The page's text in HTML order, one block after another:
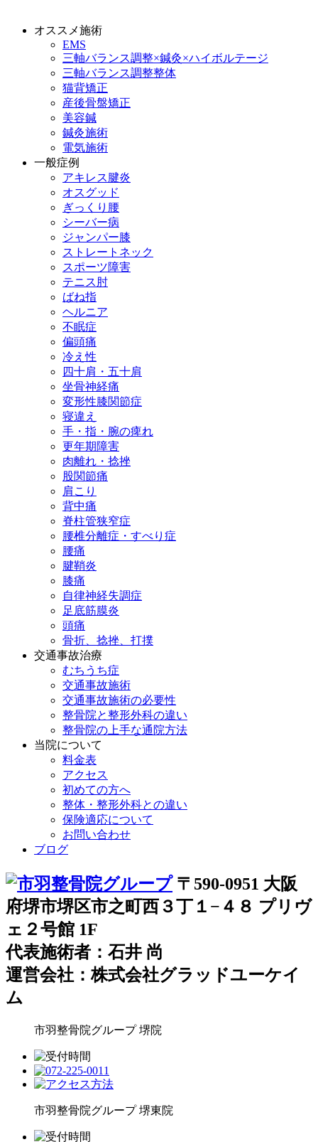
オススメ施術
EMS
三軸バランス調整×鍼灸×ハイボルテージ
三軸バランス調整整体
猫背矯正
産後骨盤矯正
美容鍼
鍼灸施術
電気施術
一般症例
アキレス腱炎
オスグッド
ぎっくり腰
シーバー病
ジャンパー膝
ストレートネック
スポーツ障害
テニス肘
ばね指
ヘルニア
不眠症
偏頭痛
冷え性
四十肩・五十肩
坐骨神経痛
変形性膝関節症
寝違え
手・指・腕の痺れ
更年期障害
肉離れ・捻挫
股関節痛
肩こり
背中痛
脊柱管狭窄症
腰椎分離症・すべり症
腰痛
腱鞘炎
膝痛
自律神経失調症
足底筋膜炎
頭痛
骨折、捻挫、打撲
交通事故治療
むちうち症
交通事故施術
交通事故施術の必要性
整骨院と整形外科の違い
整骨院の上手な通院方法
当院について
料金表
アクセス
初めての方へ
整体・整形外科との違い
保険適応について
お問い合わせ
ブログ
〒590-0951 大阪
府堺市堺区市之町西３丁１−４８ プリヴ
ェ２号館 1F
代表施術者：石井 尚
運営会社：株式会社グラッドユーケイ
ム
市羽整骨院グループ堺院
市羽整骨院グループ堺東院